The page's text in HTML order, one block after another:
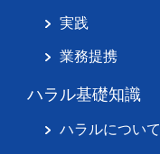
実践
業務提携
ハラル基礎知識
ハラルについて